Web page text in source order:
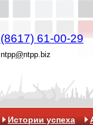
(8617) 61-00-29
ntpp@ntpp.biz
Истории успеха